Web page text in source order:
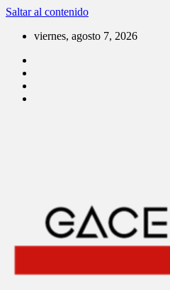
Saltar al contenido
viernes, agosto 7, 2026